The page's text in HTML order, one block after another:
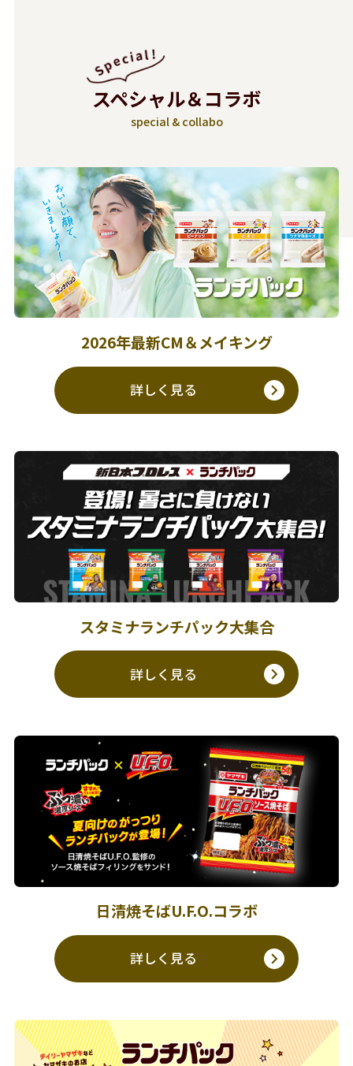
スペシャル＆コラボ
special & collabo
2026年最新CM＆メイキング
詳しく見る
スタミナランチパック大集合
詳しく見る
日清焼そばU.F.O.コラボ
詳しく見る